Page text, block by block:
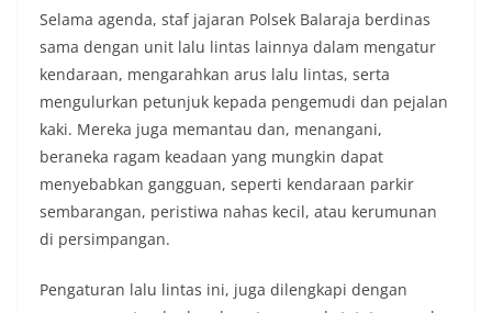
Selama agenda, staf jajaran Polsek Balaraja berdinas
sama dengan unit lalu lintas lainnya dalam mengatur
kendaraan, mengarahkan arus lalu lintas, serta
mengulurkan petunjuk kepada pengemudi dan pejalan
kaki. Mereka juga memantau dan, menangani,
beraneka ragam keadaan yang mungkin dapat
menyebabkan gangguan, seperti kendaraan parkir
sembarangan, peristiwa nahas kecil, atau kerumunan
di persimpangan.
Pengaturan lalu lintas ini, juga dilengkapi dengan